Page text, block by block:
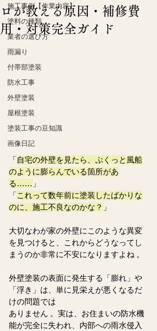
施工事例【作業内容】
塗料の種類
業者の選び方
雨漏り
付帯部塗装
防水工事
外壁塗装
屋根塗装
塗装工事の豆知識
画像日記
ロが教える原因・補修費
用・対策完全ガイド
「 自宅の外壁を見たら、ぷくっと風船
のように膨らんでいる箇所があ
る…… 」
「 これって数年前に塗装したばかりな
のに、施工不良なのかな？ 」
大切なわが家の外壁にこのような異変
を見つけると、これからどうなってし
まうのか非常に不安になりますよね 。
外壁塗装の表面に発生する「膨れ」や
「浮き」は、単に見栄えが悪くなるだ
けの問題では
ありません 。実は、お住まいの防水機
能が完全に失われ、内部への雨水侵入